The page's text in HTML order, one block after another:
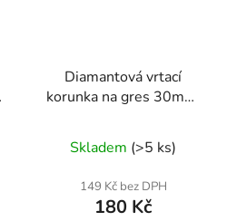
Diamantová vrtací
korunka na gres 30mm,
Skladem (>5 ks)
149 Kč bez DPH
180 Kč